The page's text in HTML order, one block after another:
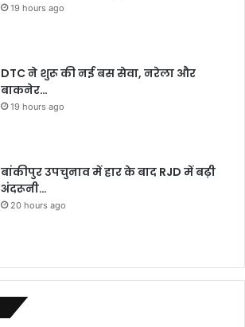
19 hours ago
DTC ने शुरू की नई बस सेवा, नरेला और
बाकनेर…
19 hours ago
बांकीपुर उपचुनाव में हार के बाद RJD में बढ़ी
अंदरूनी…
20 hours ago